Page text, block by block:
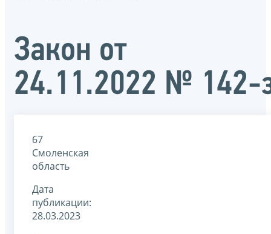
Закон от
24.11.2022 № 142-
67
Смоленская
область
Дата
публикации:
28.03.2023